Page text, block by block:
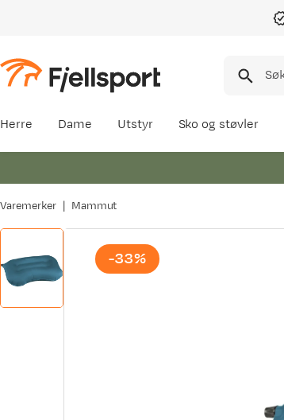
Herre Dame Utstyr Sko og støvler
Varemerker Mammut
-33%